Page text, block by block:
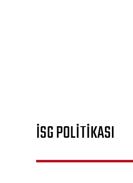
İSG POLİTİKASI